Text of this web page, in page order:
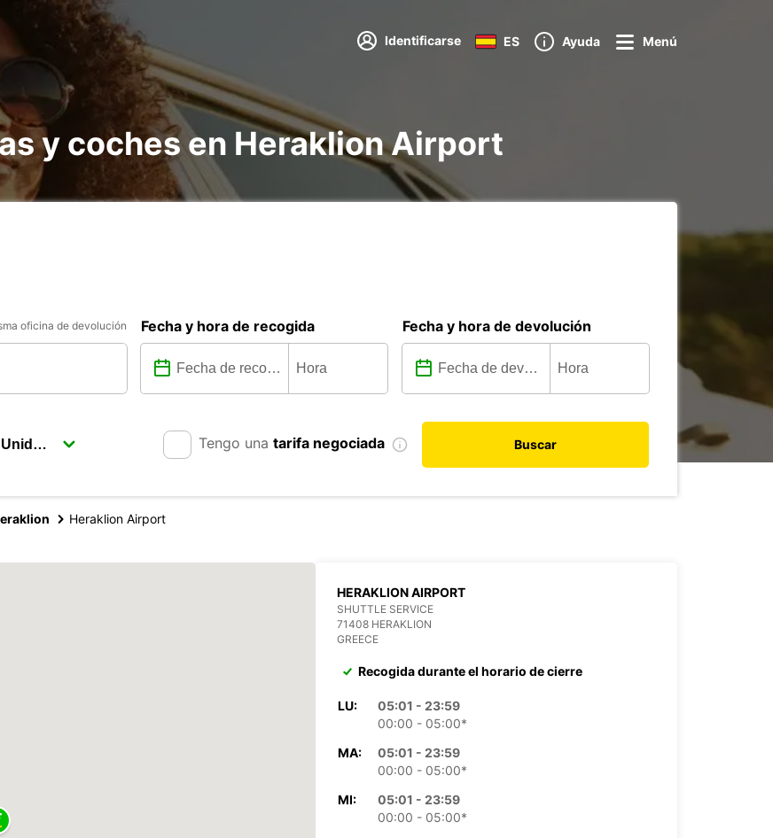
Identificarse ES Ayuda Menú
y coches en Heraklion Airport
oficina de devolución Fecha y hora de recogida Fecha y hora de devolución
Tengo una tarifa negociada Buscar
Heraklion Airport
HERAKLION AIRPORT
SHUTTLE SERVICE
71408 HERAKLION
GREECE
Recogida durante el horario de cierre
LU:
05:01 - 23:59
00:00 - 05:00*
MA:
05:01 - 23:59
00:00 - 05:00*
MI:
05:01 - 23:59
00:00 - 05:00*